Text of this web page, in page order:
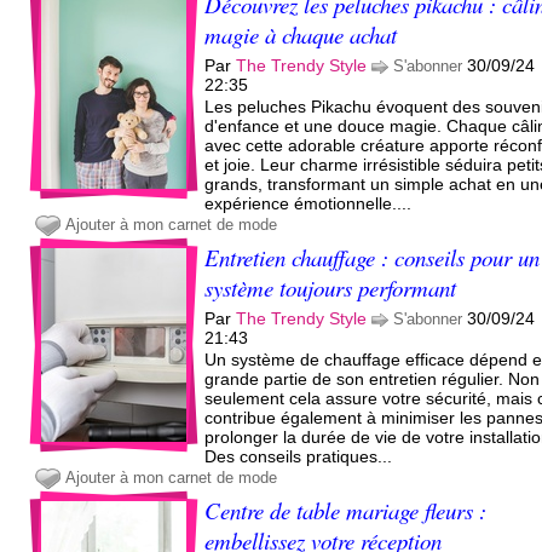
magie à chaque achat
ParThe Trendy Style S'abonner 30/09/24
22:35
Les peluches Pikachu évoquent des
d'enfance et une douce magie. Chaque
avec cette adorable créature apporte
et joie. Leur charme irrésistible séduira
grands, transformant un simple achat en
expérience émotionnelle....
Ajouter à mon carnet de mode
Entretien chauffage : conseils pour un
système toujours performant
ParThe Trendy Style S'abonner 30/09/24
21:43
Un système de chauffage efficace dépend
grande partie de son entretien régulier. Non
seulement cela assure votre sécurité, mais
contribue également à minimiser les
prolonger la durée de vie de votre
Des conseils pratiques...
Ajouter à mon carnet de mode
Centre de table mariage fleurs :
embellissez votre réception